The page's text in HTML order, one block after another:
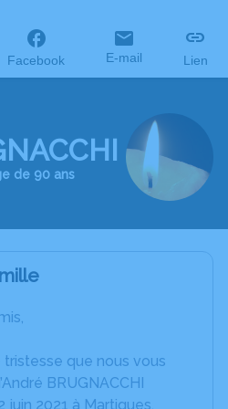
Facebook E-mail Lien
de 90 ans
tristesse que nous vous
BRUGNACCHI
juin 2021 à Martigues.